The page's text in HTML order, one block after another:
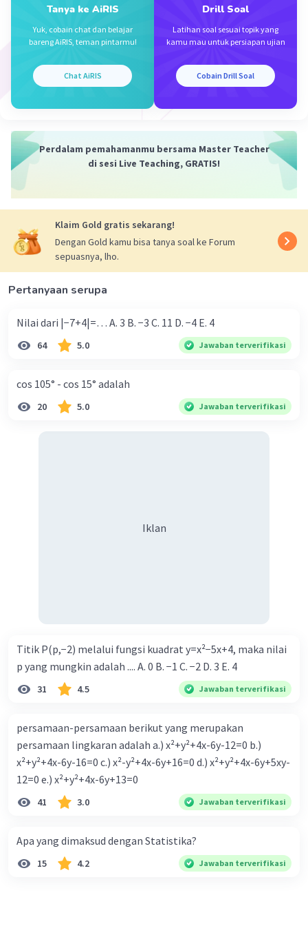
8 + 4p < 0
p < -8/4
Jadi, agar fungsi y = x
-4x -p + 2 selalu berada di
atas sumbu X maka nilai p adalah p<-2
Tanya ke AiRIS
Yuk, cobain chat dan belajar
bareng AiRIS, teman pintarmu!
Chat AiRIS
Drill Soal
Latihan soal sesuai topik yang
kamu mau untuk persiapan ujian
Cobain Drill Soal
Perdalam pemahamanmu bersama Master Teacher
di sesi Live Teaching, GRATIS!
Klaim Gold gratis sekarang!
Dengan Gold kamu bisa tanya soal ke Forum
sepuasnya, lho.
Pertanyaan serupa
Nilai dari |−7+4|=… A. 3 B. −3 C. 11 D. −4 E. 4
64 5.0 Jawaban terverifikasi
cos 105° - cos 15° adalah
20 5.0 Jawaban terverifikasi
Iklan
Titik P(p,−2) melalui fungsi kuadrat y=x²−5x+4, maka nilai
p yang mungkin adalah .... A. 0 B. −1 C. −2 D. 3 E. 4
31 4.5 Jawaban terverifikasi
persamaan-persamaan berikut yang merupakan
persamaan lingkaran adalah a.) x²+y²+4x-6y-12=0 b.)
x²+y²+4x-6y-16=0 c.) x²-y²+4x-6y+16=0 d.) x²+y²+4x-6y+5xy-
12=0 e.) x²+y²+4x-6y+13=0
41 3.0 Jawaban terverifikasi
Apa yang dimaksud dengan Statistika?
15 4.2 Jawaban terverifikasi